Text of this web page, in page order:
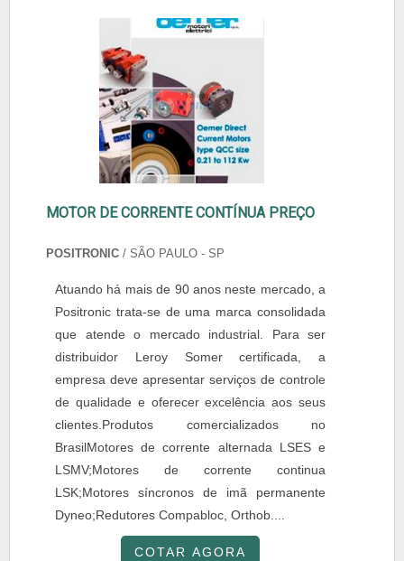
MOTOR DE CORRENTE CONTÍNUA PREÇO
POSITRONIC / SÃO PAULO - SP
Atuando há mais de 90 anos neste mercado, a
Positronic trata-se de uma marca consolidada
que atende o mercado industrial. Para ser
distribuidor Leroy Somer certificada, a
empresa deve apresentar serviços de controle
de qualidade e oferecer excelência aos seus
clientes.Produtos comercializados no
BrasilMotores de corrente alternada LSES e
LSMV;Motores de corrente continua
LSK;Motores síncronos de imã permanente
Dyneo;Redutores Compabloc, Orthob....
COTAR AGORA